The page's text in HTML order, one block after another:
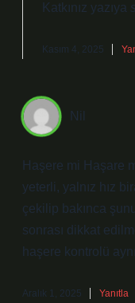
Katkınız yazıya
Kasım 4, 2025
Nil
Haşere mi Haşare
yeterli, yalnız hız
çekilip bakınca
sonrası dikkat
haşere kontrolü
Aralık 1, 2025 Yanıtla